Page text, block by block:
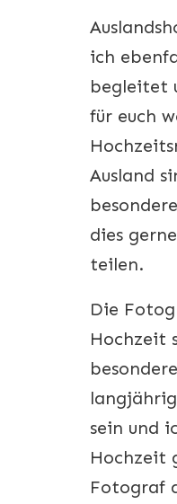
ich
begleitet
für euch
Ausland
dies
teilen.
Die
Hochzeit
sein und
Hochzeit
Fotograf